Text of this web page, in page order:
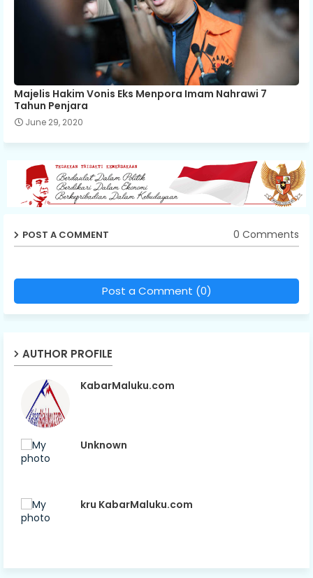
Majelis Hakim Vonis Eks Menpora Imam Nahrawi 7
Tahun Penjara
June 29, 2020
POST A COMMENT 0 Comments
Post a Comment (0)
AUTHOR PROFILE
KabarMaluku.com
Unknown
kru KabarMaluku.com